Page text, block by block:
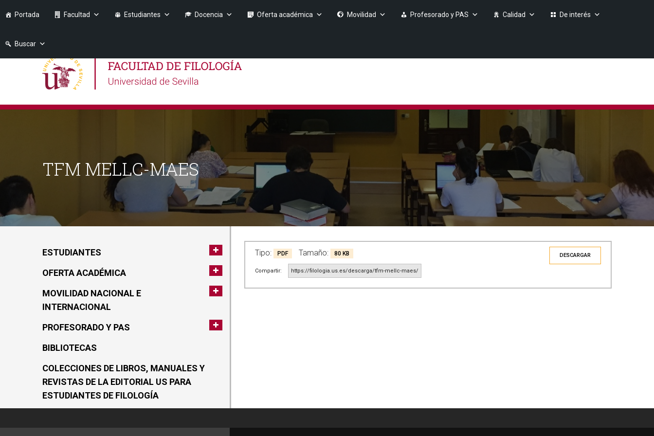
Portada Facultad Estudiantes Docencia Oferta académica Movilidad Profesorado y PAS Calidad De interés
Buscar
TFM MELLC-MAES
ESTUDIANTES
OFERTA ACADÉMICA
MOVILIDAD NACIONAL E
INTERNACIONAL
PROFESORADO Y PAS
BIBLIOTECAS
COLECCIONES DE LIBROS, MANUALES Y
REVISTAS DE LA EDITORIAL US PARA
ESTUDIANTES DE FILOLOGÍA
Tipo: PDF Tamaño: 80 KB
Compartir: https://filologia.us.es/descarga/tfm-mellc-maes/
DESCARGAR